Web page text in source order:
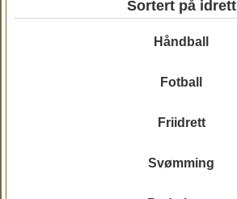
Sortert på idrett
Håndball
Fotball
Friidrett
Svømming